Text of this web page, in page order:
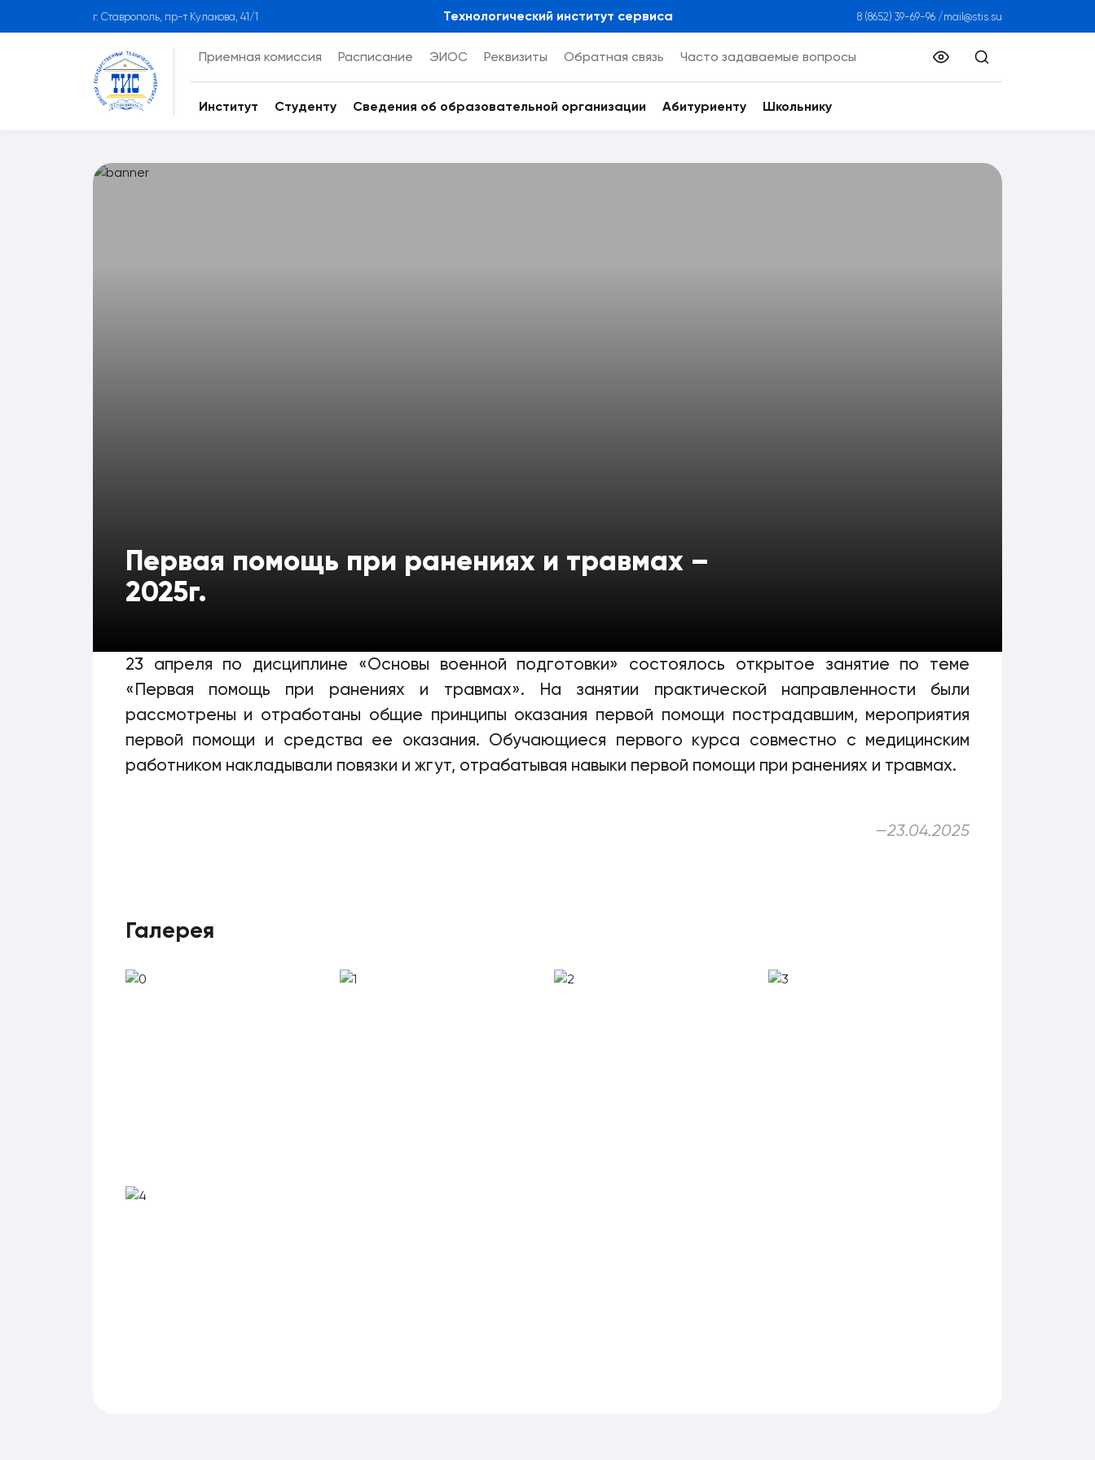
г. Ставрополь, пр-т Кулакова, 41/1 Технологический институт сервиса 8 (8652) 39-69-96 /mail@stis.su
Приемная комиссия Расписание ЭИОС Реквизиты Обратная связь Часто задаваемые вопросы
Институт Студенту Сведения об образовательной организации Абитуриенту Школьнику
Первая помощь при ранениях и травмах –
2025г.
23 апреля по дисциплине «Основы военной подготовки» состоялось открытое занятие по теме
«Первая помощь при ранениях и травмах». На занятии практической направленности были
рассмотрены и отработаны общие принципы оказания первой помощи пострадавшим, мероприятия
первой помощи и средства ее оказания. Обучающиеся первого курса совместно с медицинским
работником накладывали повязки и жгут, отрабатывая навыки первой помощи при ранениях и травмах.
—23.04.2025
Галерея